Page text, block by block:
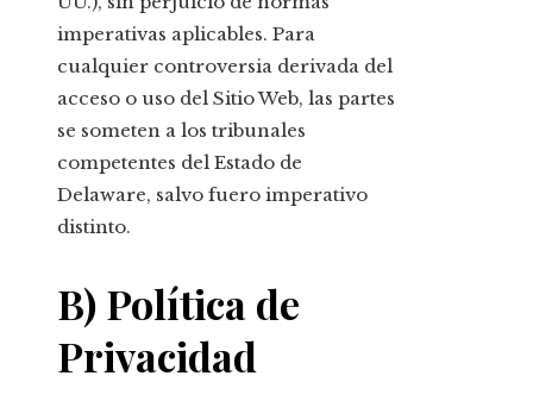
imperativas aplicables. Para
cualquier controversia derivada del
acceso o uso del Sitio Web, las partes
se someten a los tribunales
competentes del Estado de
Delaware, salvo fuero imperativo
distinto.
B) Política de
Privacidad